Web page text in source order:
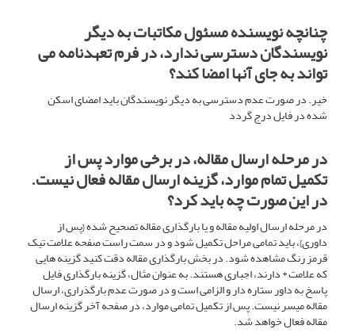
چنانچه نویسنده مسئول مکاتبات به دیگر
نویسندگان دسترسی ندارد، در فرم تعهدنامه می
تواند به جای آنها امضا کند؟
خیر. در صورت عدم دسترسی به دیگر نویسندگان باید امضای اسکن
شده در فایل درج گردد
در مرحله ارسال مقاله، در برخی موارد پس از
تکمیل تمام موارد، گزینه ارسال مقاله فعال نیست.
در این صورت چه باید کرد؟
در مرحله ارسال اولیه مقاله و یا بارگذاری مقاله تصحیح شده {پس از
داوری}، باید تمامی مراحل تکمیل شود و در سمت راست صفحه علامت تیک
قرمز رنگ مشاهده شود. در بخش بارگذاری مقاله دقت کنید گزینه هایی
که علامت * دارند، اجباری هستند. به عنوان مثال، گزینه بارگذاری فایل
پاسخ به داور ستاره دار و الزامی است و در صورت عدم بارگذراری، ارسال
مقاله میسر نیست. پس از تکمیل تمامی موارد، در صفحه آخر گزینه ارسال
مقاله فعال خواهد شد.